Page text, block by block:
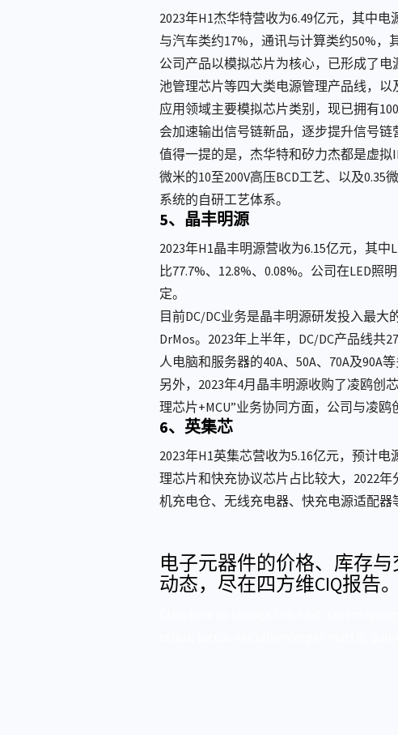
2023年H1杰华特营收为6.49亿元，其中
与汽车类约17%，通讯与计算类约50%，
公司产品以模拟芯片为核心，已形成了电
池管理芯片等四大类电源管理产品线，
应用领域主要模拟芯片类别，现已拥有
会加速输出信号链新品，逐步提升信号链
值得一提的是，杰华特和矽力杰都是虚拟
微米的10至200V高压BCD工艺、以及
系统的自研工艺体系。
5、晶丰明源
2023年H1晶丰明源营收为6.15亿元，其中
比77.7%、12.8%、0.08%。公司在LED
定。
目前DC/DC业务是晶丰明源研发投入最
DrMos。2023年上半年，DC/DC产品线
人电脑和服务器的40A、50A、70A及90A
另外，2023年4月晶丰明源收购了凌鸥创
理芯片+MCU”业务协同方面，公司与凌
6、英集芯
2023年H1英集芯营收为5.16亿元，预计
理芯片和快充协议芯片占比较大，2022
机充电仓、无线充电器、快充电源适配器
电子元器件的价格、库存
动态，尽在四方维CIQ报告。